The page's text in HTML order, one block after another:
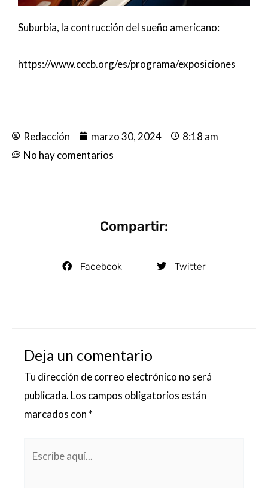
Suburbia, la contrucción del sueño americano:
https://www.cccb.org/es/programa/exposiciones
Redacción marzo 30, 2024
8:18 am
No hay comentarios
Compartir:
Facebook Twitter
Deja un comentario
Tu dirección de correo electrónico no será
publicada. Los campos obligatorios están
marcados con *